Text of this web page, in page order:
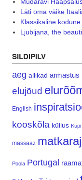
Mudaravi
Läti oma väike
Klassikaline
Ljubljana, the
SILDIPILV
aeg allikad armastus
elujõud
English
kooskõla küllus
massaaz
Poola Portugal